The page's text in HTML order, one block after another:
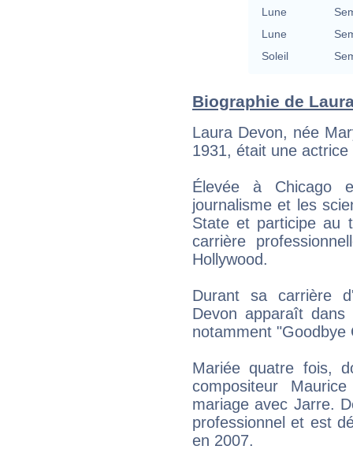
Lune
Lune
Soleil
Biographie de
Laura Devon, née
1931, était une
Élevée à Chicago
journalisme et les
State et participe au
carrière
Hollywood.
Durant sa carrière
Devon apparaît
notamment "Goodbye
Mariée quatre fois,
compositeur
mariage avec Jarre.
professionnel et est
en 2007.